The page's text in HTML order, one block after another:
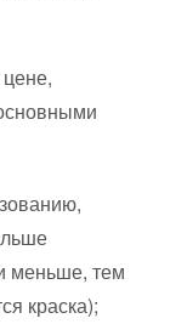
меньше, тем
краска);